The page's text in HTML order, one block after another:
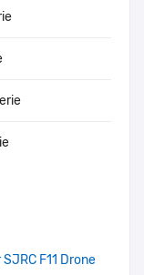
F11 Drone